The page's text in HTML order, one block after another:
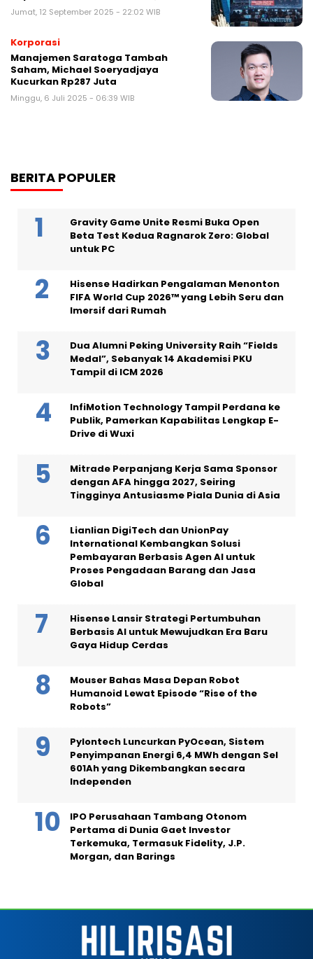
Jumat, 12 September 2025 - 22:02 WIB
Korporasi
Manajemen Saratoga Tambah
Saham, Michael Soeryadjaya
Kucurkan Rp287 Juta
Minggu, 6 Juli 2025 - 06:39 WIB
BERITA POPULER
Gravity Game Unite Resmi Buka Open
Beta Test Kedua Ragnarok Zero: Global
untuk PC
Hisense Hadirkan Pengalaman Menonton
FIFA World Cup 2026™ yang Lebih Seru dan
Imersif dari Rumah
Dua Alumni Peking University Raih “Fields
Medal”, Sebanyak 14 Akademisi PKU
Tampil di ICM 2026
InfiMotion Technology Tampil Perdana ke
Publik, Pamerkan Kapabilitas Lengkap E-
Drive di Wuxi
Mitrade Perpanjang Kerja Sama Sponsor
dengan AFA hingga 2027, Seiring
Tingginya Antusiasme Piala Dunia di Asia
Lianlian DigiTech dan UnionPay
International Kembangkan Solusi
Pembayaran Berbasis Agen AI untuk
Proses Pengadaan Barang dan Jasa
Global
Hisense Lansir Strategi Pertumbuhan
Berbasis AI untuk Mewujudkan Era Baru
Gaya Hidup Cerdas
Mouser Bahas Masa Depan Robot
Humanoid Lewat Episode “Rise of the
Robots”
Pylontech Luncurkan PyOcean, Sistem
Penyimpanan Energi 6,4 MWh dengan Sel
601Ah yang Dikembangkan secara
Independen
IPO Perusahaan Tambang Otonom
Pertama di Dunia Gaet Investor
Terkemuka, Termasuk Fidelity, J.P.
Morgan, dan Barings